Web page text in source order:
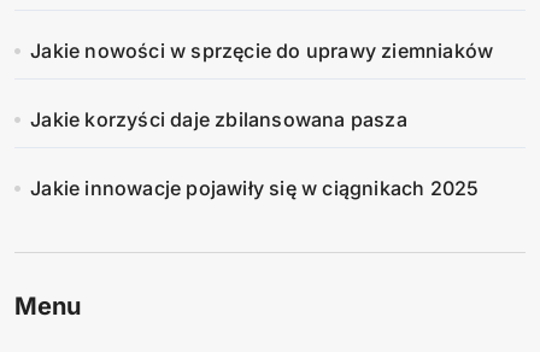
Jakie nowości w sprzęcie do uprawy ziemniaków
Jakie korzyści daje zbilansowana pasza
Jakie innowacje pojawiły się w ciągnikach 2025
Menu